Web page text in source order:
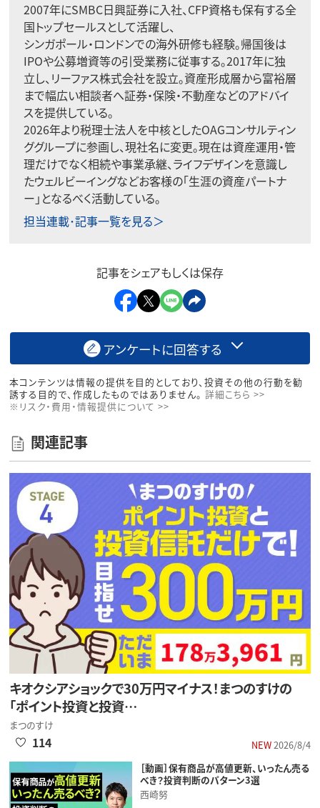
2007年にSMBC日興証券に入社、CFP資格も保有する全
国トップセールスとして活躍し、
シンガポール・ロンドンでの海外研修も経験。帰国後は
IPOや公募増資等の引受業務に従事する。2017年に独
立し、リーファス株式会社を設立。資産形成層から富裕層
まで幅広い相談者へ証券・保険・不動産などのアドバイ
スを提供している。
2026年より税理士法人を中核としたOAGコンサルティン
ググループに参画し、現社名に変更。現在は資産運用・管
理だけでなく相続や事業承継、ライフデザインを意識し
たウェルビーイングなどお客様の「生涯の資産パートナ
ー」となるべく活動している。
担当連載･記事一覧を見る＞
記事をシェアもしくは保存
アンケートに回答する
本コンテンツは情報の提供を目的としており、投資その他の行動を勧
誘する目的で、作成したものではありません。 詳細こちら >>
※リスク・費用・情報提供について >>
関連記事
キオクシアショックで30万円マイナス！まつのすけの
「ポイント投資と投資…
まつのすけ
NEW2026/8/4
114
［動画］保有商品が高値更新、いったん売る
べき？投資判断のパターン3選
西崎努